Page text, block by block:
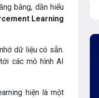
bằng, dần hiểu
Learning
dữ liệu có sẵn.
các mô hình AI
hiện là một